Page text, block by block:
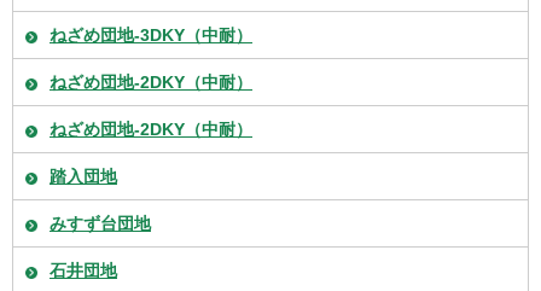
ねざめ団地-3DKY（中耐）
ねざめ団地-2DKY（中耐）
ねざめ団地-2DKY（中耐）
踏入団地
みすず台団地
石井団地